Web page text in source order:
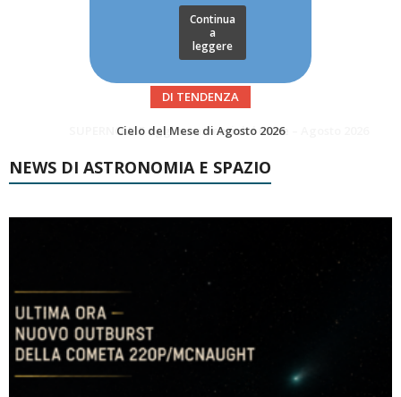
Continua
a
leggere
DI TENDENZA
SUPERNOVAE aggiornamenti del mese – Agosto 2026
Le Comete del mese di Agosto: LA 10P/TEMPEL AL PERIELIO
NEWS DI ASTRONOMIA E SPAZIO